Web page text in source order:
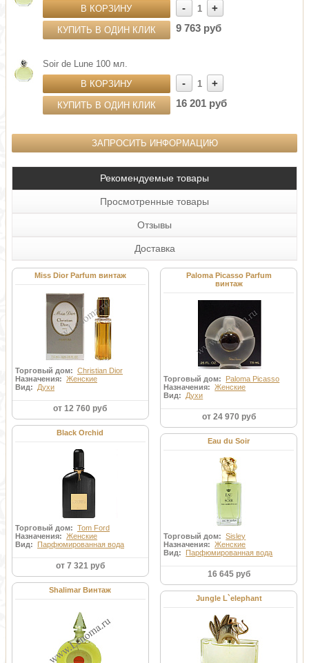
В КОРЗИНУ
КУПИТЬ В ОДИН КЛИК
- 1
+
9 763 руб
Soir de Lune 100 мл.
В КОРЗИНУ
КУПИТЬ В ОДИН КЛИК
- 1
+
16 201 руб
ЗАПРОСИТЬ ИНФОРМАЦИЮ
Рекомендуемые товары
Просмотренные товары
Отзывы
Доставка
Miss Dior Parfum винтаж
Торговый дом: Christian Dior
Назначения: Женские
Вид: Духи
от 12 760 руб
Paloma Picasso Parfum
винтаж
Торговый дом: Paloma Picasso
Назначения:Женские
Вид: Духи
от 24 970 руб
Black Orchid
Торговый дом: Tom Ford
Назначения: Женские
Вид: Парфюмированная вода
от 7 321 руб
Eau du Soir
Торговый дом:Sisley
Назначения:Женские
Вид: Парфюмированная вода
16 645 руб
Shalimar Винтаж
Jungle L`elephant